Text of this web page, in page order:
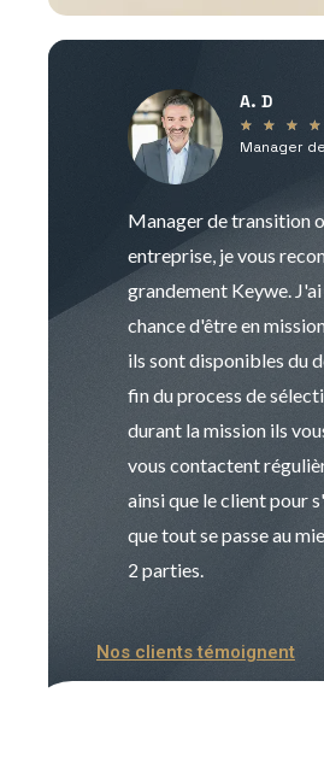
A. D
★ ★ ★ ★
Manager
Manager de transition
entreprise, je vous
grandement Keywe. J'ai
chance d'être en
ils sont disponibles du
fin du process de
durant la mission ils
vous contactent
ainsi que le client pour
que tout se passe au
2 parties.
Nos clients témoignent